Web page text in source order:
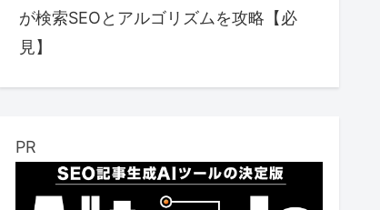
が検索SEOとアルゴリズムを攻略【必
見】
PR